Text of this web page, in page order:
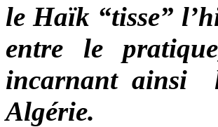
le Haïk “tisse”
entre le
incarnant ainsi
Algérie.